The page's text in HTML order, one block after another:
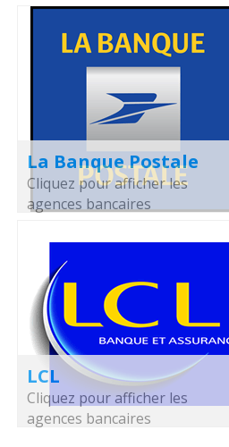
La Banque Postale
Cliquez pour afficher les
agences bancaires
LCL
Cliquez pour afficher les
agences bancaires